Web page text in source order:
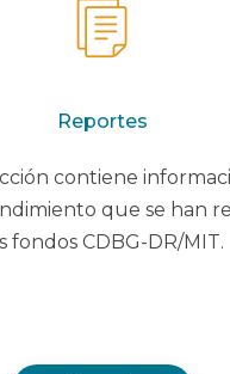
Reportes
contiene
que se han
fondos CDBG-DR/MIT.